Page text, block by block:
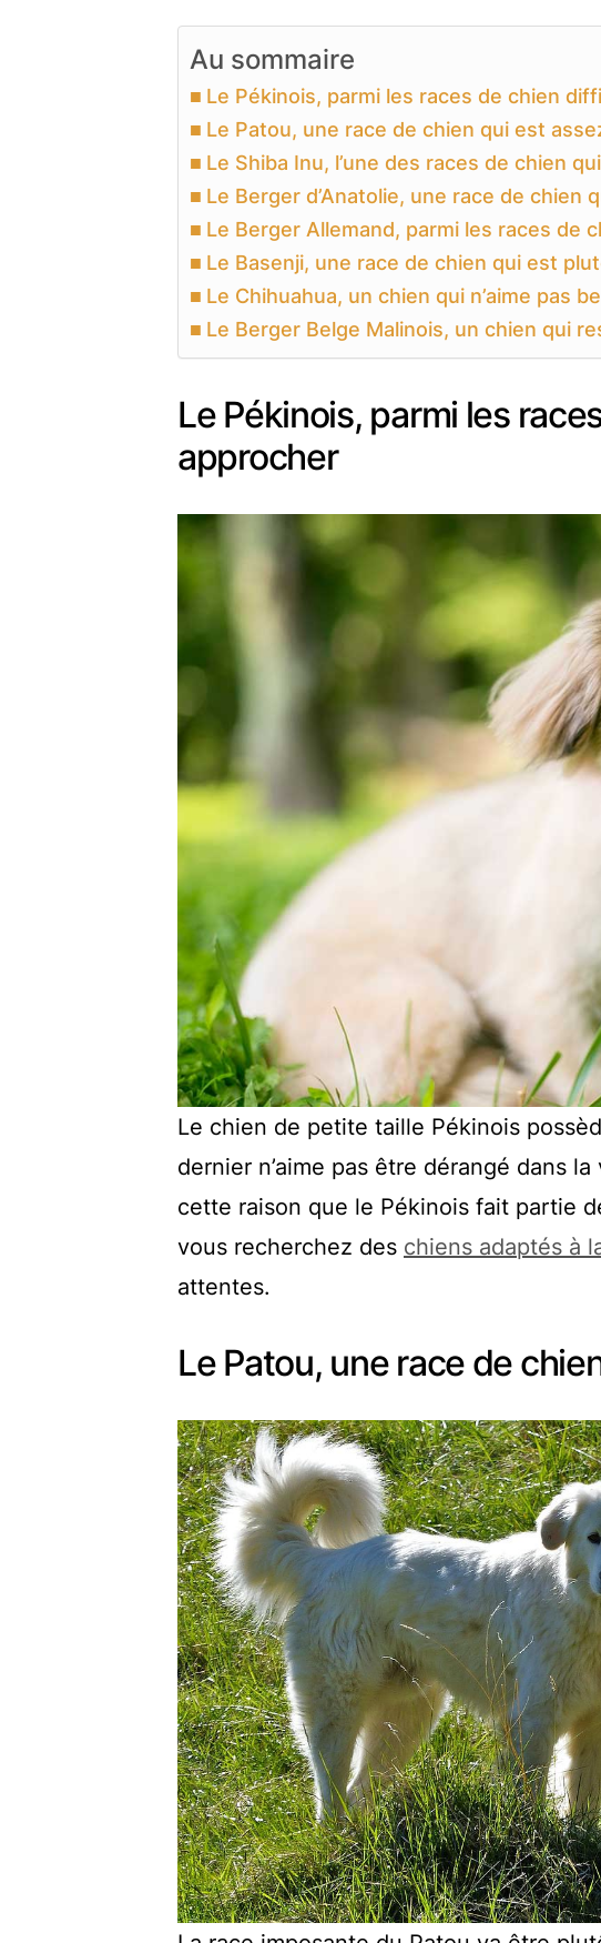
Au sommaire
Le Pékinois, parmi les races de chien
Le Patou, une race de chien qui est
Le Shiba Inu, l’une des races de chien
Le Berger d’Anatolie, une race de chien
Le Berger Allemand, parmi les races de
Le Basenji, une race de chien qui est
Le Chihuahua, un chien qui n’aime pas
Le Berger Belge Malinois, un chien qui
Le Pékinois, parmi les
approcher
Le chien de petite taille Pékinois
dernier n’aime pas être dérangé dans
cette raison que le Pékinois fait partie
vous recherchez des chiens adaptés à
attentes.
Le Patou, une race de